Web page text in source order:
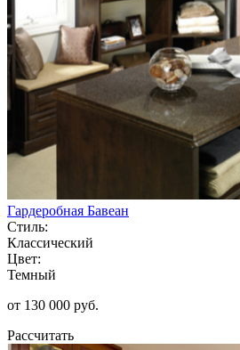
Гардеробная Бавеан
Стиль:
Классический
Цвет:
Темный
от 130 000 руб.
Рассчитать